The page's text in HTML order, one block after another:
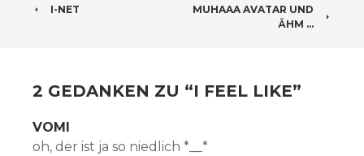
BEITRAGSNAVIGATION
I-NET
MUHAAA AVATAR UND
ÄHM …
2 GEDANKEN ZU “I FEEL LIKE”
VOMI
oh, der ist ja so niedlich *__*